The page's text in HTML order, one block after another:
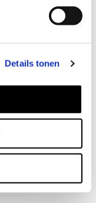
Details tonen